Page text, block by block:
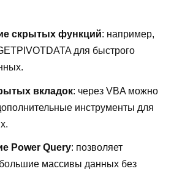
скрытых функций: например,
для быстрого
вкладок: через VBA можно
инструменты для
Power Query: позволяет
массивы данных без